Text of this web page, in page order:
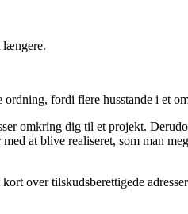
længere.
fordi flere husstande i et
omkring dig til et projekt.
at blive realiseret, som man
kort over tilskudsberettigede